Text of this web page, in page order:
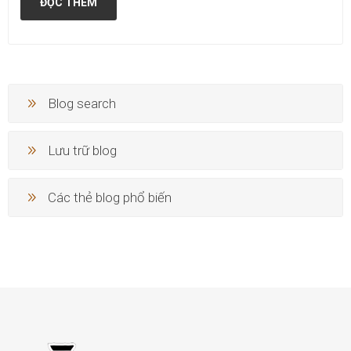
Blog search
Lưu trữ blog
Các thẻ blog phổ biến